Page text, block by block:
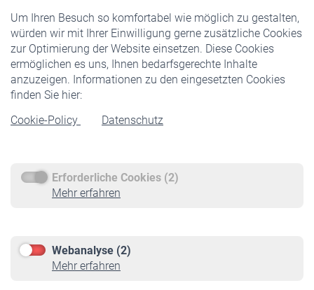
Um Ihren Besuch so komfortabel wie möglich zu gestalten,
würden wir mit Ihrer Einwilligung gerne zusätzliche Cookies
zur Optimierung der Website einsetzen. Diese Cookies
ermöglichen es uns, Ihnen bedarfsgerechte Inhalte
anzuzeigen. Informationen zu den eingesetzten Cookies
finden Sie hier:
Cookie-Policy
Datenschutz
Erforderliche Cookies (2)
Mehr erfahren
Webanalyse (2)
Mehr erfahren
Staatliche Förderung
Veranstaltungen
Rentner
Rentenbeginn
Rente beantragen
Service
Informationen
Online-Rechner
VBLnewsletter